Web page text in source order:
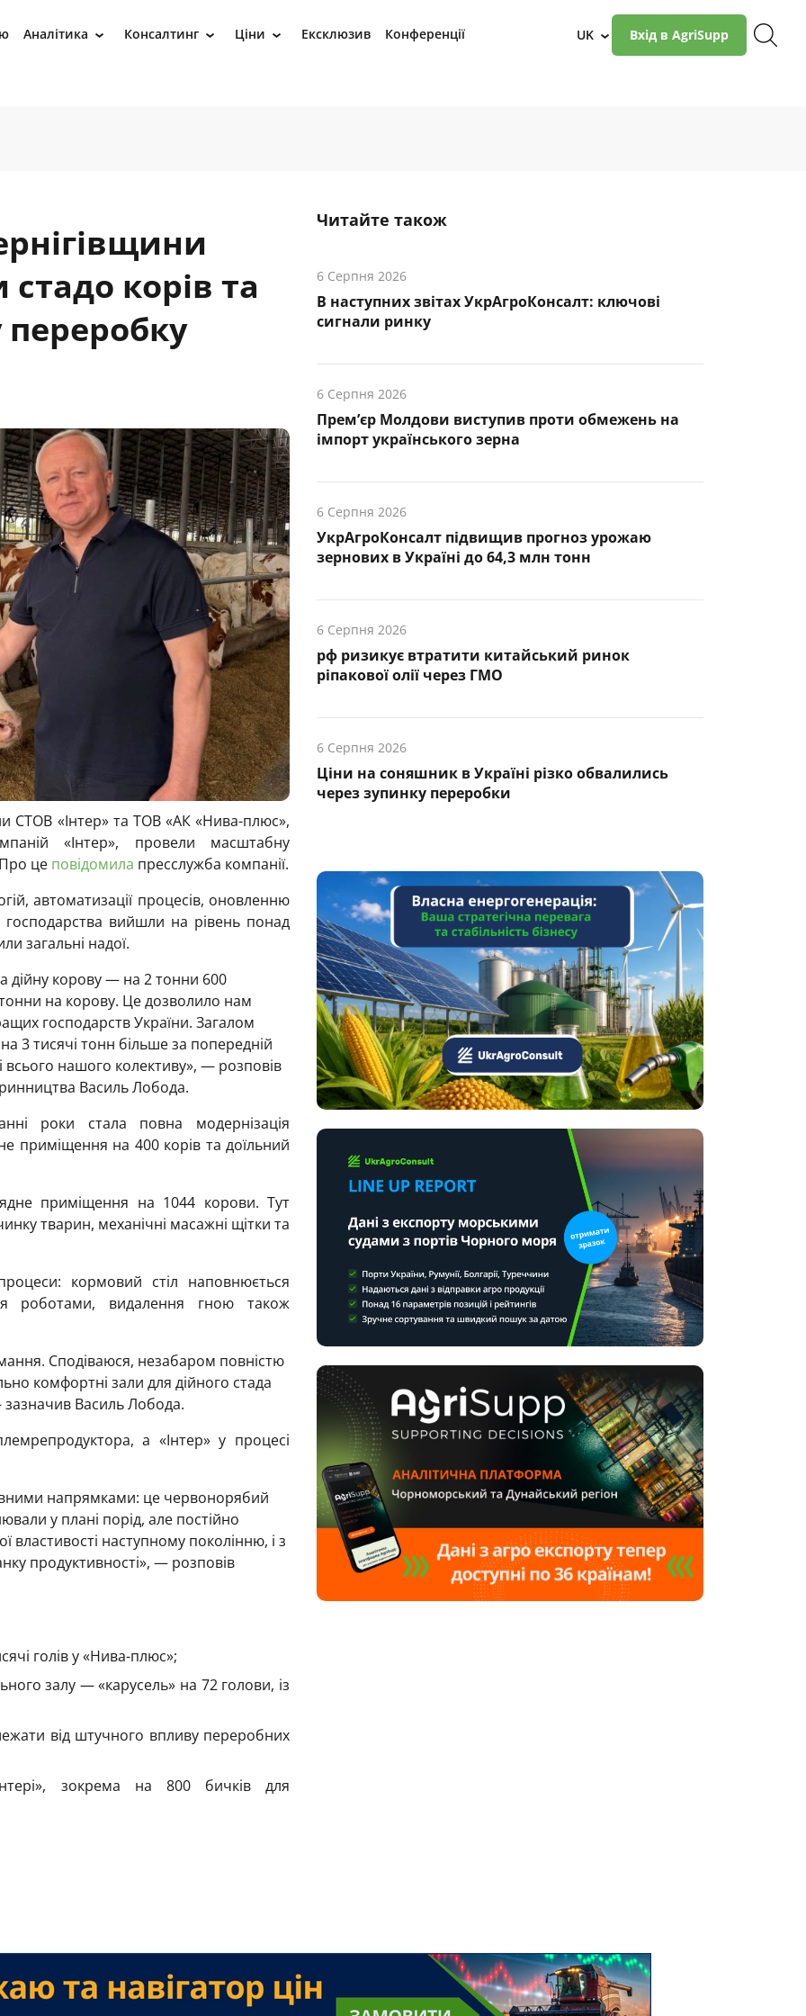
Аналітика › Консалтинг › Ціни › Ексклюзив Конференції UK › Вхід в AgriSupp
корів та
СТОВ «Інтер» та ТОВ «АК «Нива-плюс»,
«Інтер», провели масштабну
це повідомила пресслужба компанії.
автоматизації процесів, оновленню
господарства вийшли на рівень понад
загальні надої.
дійну корову — на 2 тонни 600
на корову. Це дозволило нам
господарств України. Загалом
3 тисячі тонн більше за попередній
всього нашого колективу», — розповів
Василь Лобода.
роки стала повна модернізація
приміщення на 400 корів та доїльний
приміщення на 1044 корови. Тут
тварин, механічні масажні щітки та
кормовий стіл наповнюється
роботами, видалення гною також
Сподіваюся, незабаром повністю
комфортні зали для дійного стада
зазначив Василь Лобода.
а «Інтер» у процесі
напрямками: це червонорябий
у плані порід, але постійно
властивості наступному поколінню, і з
продуктивності», — розповів
голів у «Нива-плюс»;
залу — «карусель» на 72 голови, із
від штучного впливу переробних
зокрема на 800 бичків для
Читайте також
6 Серпня 2026
В наступних звітах УкрАгроКонсалт: ключові
cигнали ринку
6 Серпня 2026
Прем’єр Молдови виступив проти обмежень на
імпорт українського зерна
6 Серпня 2026
УкрАгроКонсалт підвищив прогноз урожаю
зернових в Україні до 64,3 млн тонн
6 Серпня 2026
рф ризикує втратити китайський ринок
ріпакової олії через ГМО
6 Серпня 2026
Ціни на соняшник в Україні різко обвалились
через зупинку переробки